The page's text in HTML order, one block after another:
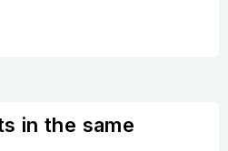
in the same